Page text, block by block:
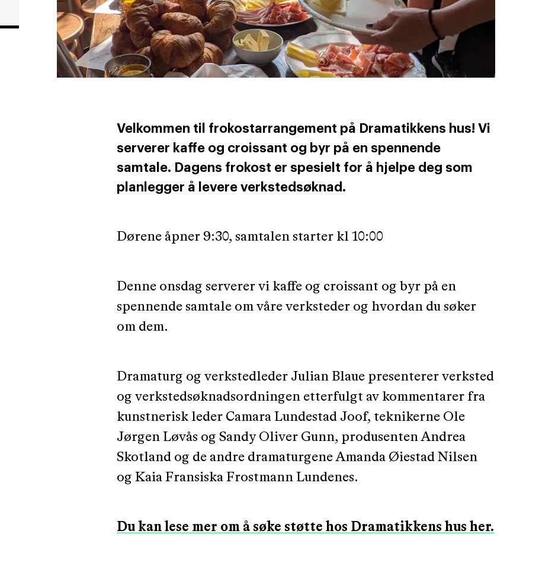
Velkommen til frokostarrangement på Dramatikkens hus! Vi
serverer kaffe og croissant og byr på en spennende
samtale. Dagens frokost er spesielt for å hjelpe deg som
planlegger å levere verkstedsøknad.
Dørene åpner 9:30, samtalen starter kl 10:00
Denne onsdag serverer vi kaffe og croissant og byr på en
spennende samtale om våre verksteder og hvordan du søker
om dem.
Dramaturg og verkstedleder Julian Blaue presenterer verksted
og verkstedsøknadsordningen etterfulgt av kommentarer fra
kunstnerisk leder Camara Lundestad Joof, teknikerne Ole
Jørgen Løvås og Sandy Oliver Gunn, produsenten Andrea
Skotland og de andre dramaturgene Amanda Øiestad Nilsen
og Kaia Fransiska Frostmann Lundenes.
Du kan lese mer om å søke støtte hos Dramatikkens hus her.